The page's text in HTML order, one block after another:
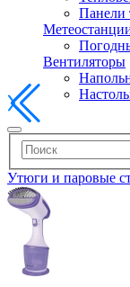
Панели
Вентиляторы
Утюги и паровые